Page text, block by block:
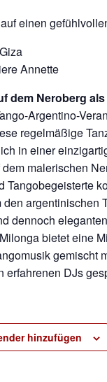
einen
Annette
dem Neroberg
Argentino-
regelmäßige
in einer
malerischen
Tangobegeisterte
den argentinischen
dennoch
bietet eine
gemischt
erfahrenen DJs
hinzufügen